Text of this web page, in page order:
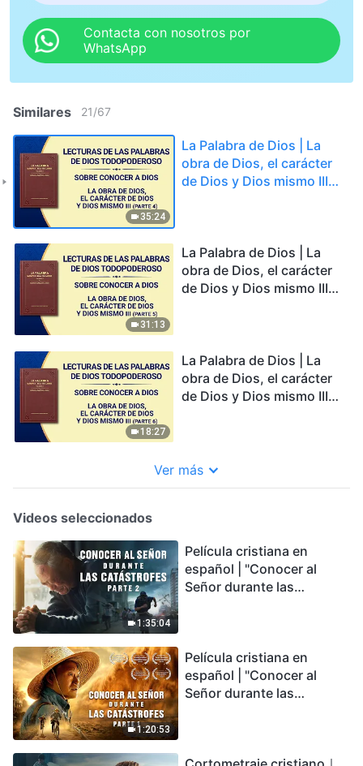
Contacta con nosotros por
WhatsApp
Similares 21/67
35:24
La Palabra de Dios | La
obra de Dios, el carácter
de Dios y Dios mismo III
31:13
La Palabra de Dios | La
obra de Dios, el carácter
de Dios y Dios mismo III
18:27
La Palabra de Dios | La
obra de Dios, el carácter
de Dios y Dios mismo III
Ver más
Videos seleccionados
1:35:04
Película cristiana en
español | "Conocer al
Señor durante las
podemos sobrevivir?
1:20:53
Película cristiana en
español | "Conocer al
Señor durante las